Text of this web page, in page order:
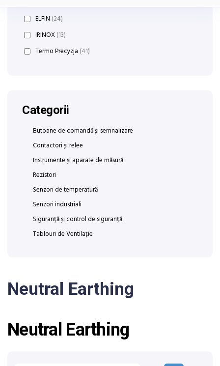
Neutral Earthing
Neutral Earthing
ELFIN (24)
IRINOX(13)
Termo Precyzja (41)
Categorii
Butoane de comandă și semnalizare
Contactori și relee
Instrumente și aparate de măsură
Rezistori
Senzori de temperatură
Senzori industriali
Siguranță și control de siguranță
Tablouri de Ventilație